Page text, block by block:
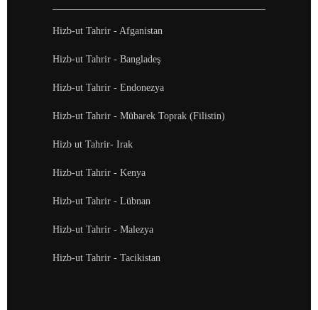
Hizb-ut Tahrir - Afganistan
Hizb-ut Tahrir - Bangladeş
Hizb-ut Tahrir - Endonezya
Hizb-ut Tahrir - Mübarek Toprak (Filistin)
Hizb ut Tahrir- Irak
Hizb-ut Tahrir - Kenya
Hizb-ut Tahrir - Lübnan
Hizb-ut Tahrir - Malezya
Hizb-ut Tahrir - Tacikistan